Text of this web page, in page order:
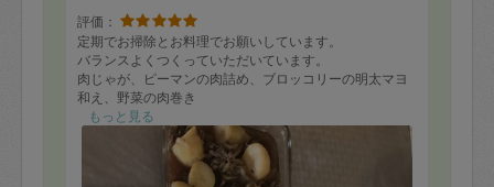
評価：
定期でお掃除とお料理でお願いしています。
バランスよくつくっていただいています。
肉じゃが、ピーマンの肉詰め、ブロッコリーの明太マヨ
和え、野菜の肉巻き
麻婆茄子、小松菜のお浸し、ピーマンのとろろ昆布和え
豚ロースのミルフィーユ焼き、
豚ばらの炊き込みご飯
もっと見る